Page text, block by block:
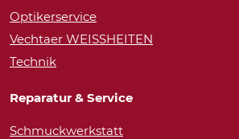
Optikerservice
Vechtaer WEISSHEITEN
Technik
Reparatur & Service
Schmuckwerkstatt